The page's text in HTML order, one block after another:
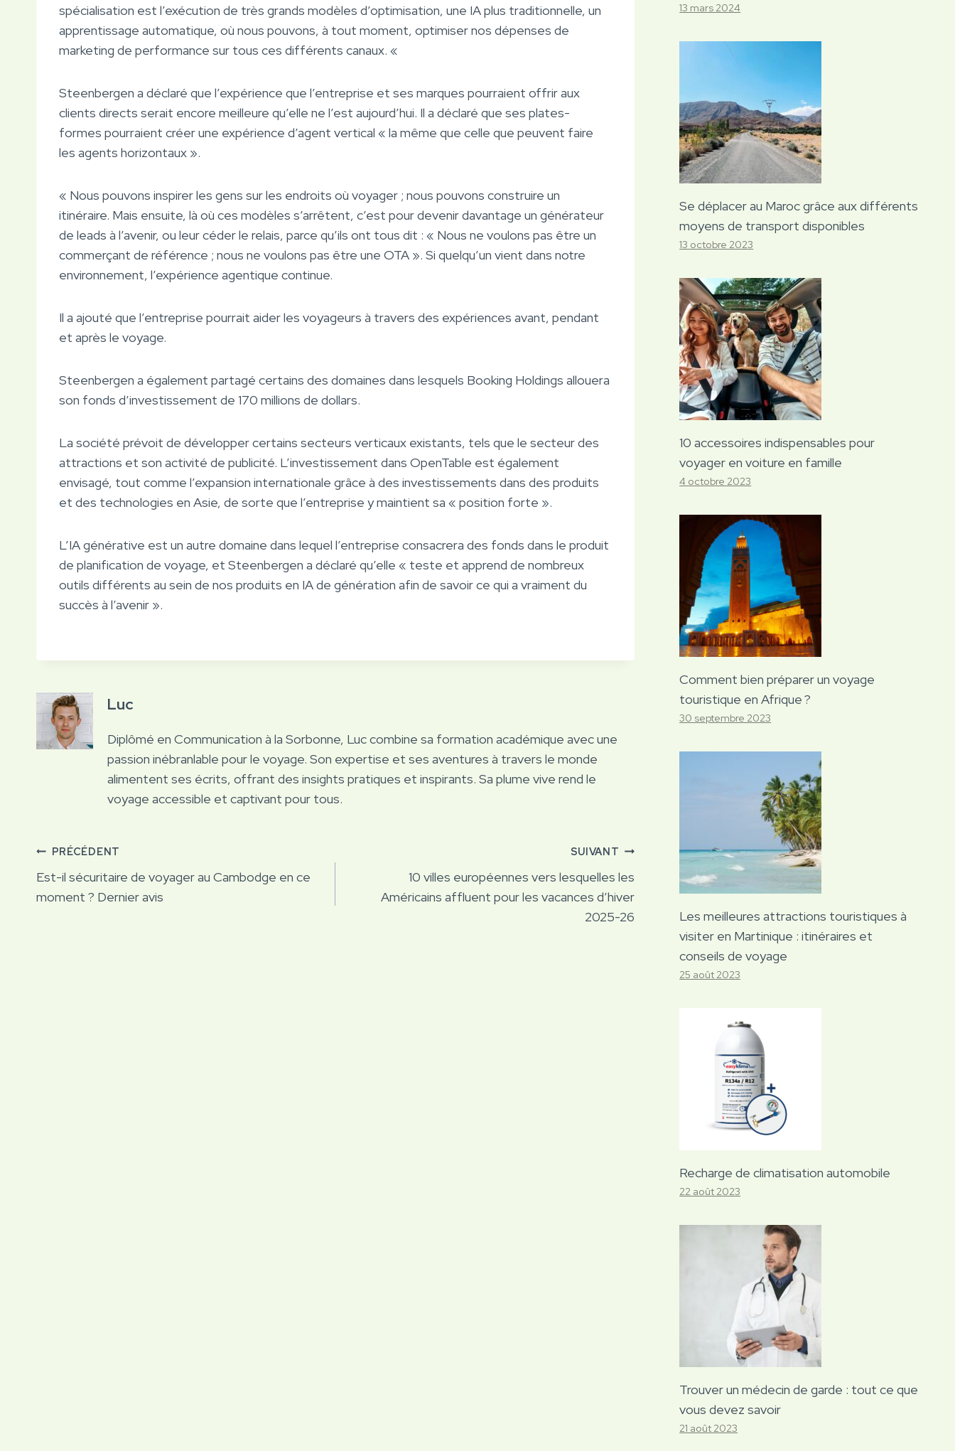
spécialisation est l’exécution de très grands modèles d’optimisation, une IA plus traditionnelle, un
apprentissage automatique, où nous pouvons, à tout moment, optimiser nos dépenses de
marketing de performance sur tous ces différents canaux. «
Steenbergen a déclaré que l’expérience que l’entreprise et ses marques pourraient offrir aux
clients directs serait encore meilleure qu’elle ne l’est aujourd’hui. Il a déclaré que ses plates-
formes pourraient créer une expérience d’agent vertical « la même que celle que peuvent faire
les agents horizontaux ».
« Nous pouvons inspirer les gens sur les endroits où voyager ; nous pouvons construire un
itinéraire. Mais ensuite, là où ces modèles s’arrêtent, c’est pour devenir davantage un générateur
de leads à l’avenir, ou leur céder le relais, parce qu’ils ont tous dit : « Nous ne voulons pas être un
commerçant de référence ; nous ne voulons pas être une OTA ». Si quelqu’un vient dans notre
environnement, l’expérience agentique continue.
Il a ajouté que l’entreprise pourrait aider les voyageurs à travers des expériences avant, pendant
et après le voyage.
Steenbergen a également partagé certains des domaines dans lesquels Booking Holdings allouera
son fonds d’investissement de 170 millions de dollars.
La société prévoit de développer certains secteurs verticaux existants, tels que le secteur des
attractions et son activité de publicité. L’investissement dans OpenTable est également
envisagé, tout comme l’expansion internationale grâce à des investissements dans des produits
et des technologies en Asie, de sorte que l’entreprise y maintient sa « position forte ».
L’IA générative est un autre domaine dans lequel l’entreprise consacrera des fonds dans le produit
de planification de voyage, et Steenbergen a déclaré qu’elle « teste et apprend de nombreux
outils différents au sein de nos produits en IA de génération afin de savoir ce qui a vraiment du
succès à l’avenir ».
Luc
Diplômé en Communication à la Sorbonne, Luc combine sa formation académique avec une
passion inébranlable pour le voyage. Son expertise et ses aventures à travers le monde
alimentent ses écrits, offrant des insights pratiques et inspirants. Sa plume vive rend le
voyage accessible et captivant pour tous.
Navigation
de
PRÉCÉDENT
Est-il sécuritaire de voyager au Cambodge en ce
moment ? Dernier avis
SUIVANT
10 villes européennes vers lesquelles les
Américains affluent pour les vacances d’hiver
2025-26
13 mars 2024
Se déplacer au Maroc grâce aux différents
moyens de transport disponibles
13 octobre 2023
10 accessoires indispensables pour
voyager en voiture en famille
4 octobre 2023
Comment bien préparer un voyage
touristique en Afrique ?
30 septembre 2023
Les meilleures attractions touristiques à
visiter en Martinique : itinéraires et
conseils de voyage
25 août 2023
Recharge de climatisation automobile
22 août 2023
Trouver un médecin de garde : tout ce que
vous devez savoir
21 août 2023